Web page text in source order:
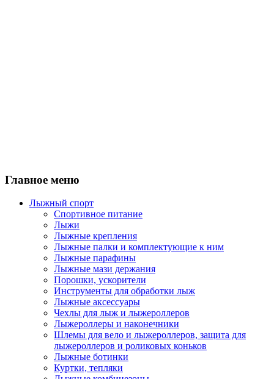
Главное меню
Лыжный спорт
Спортивное питание
Лыжи
Лыжные крепления
Лыжные палки и комплектующие к ним
Лыжные парафины
Лыжные мази держания
Порошки, ускорители
Инструменты для обработки лыж
Лыжные аксессуары
Чехлы для лыж и лыжероллеров
Лыжероллеры и наконечники
Шлемы для вело и лыжероллеров, защита для
лыжероллеров и роликовых коньков
Лыжные ботинки
Куртки, тепляки